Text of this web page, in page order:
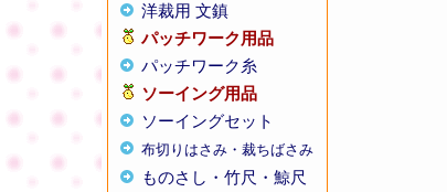
洋裁用 文鎮
パッチワーク用品
パッチワーク糸
ソーイング用品
ソーイングセット
布切りはさみ・裁ちばさみ
ものさし・竹尺・鯨尺